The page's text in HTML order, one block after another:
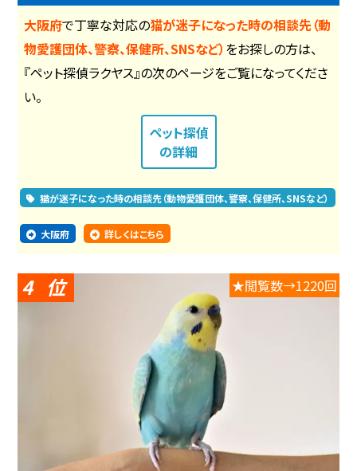
大阪府で丁寧な対応の猫が迷子になった時の相談先（動
物愛護団体、警察、保健所、SNSなど） をお探しの方は、
『ペット探偵ラクヤス』の次のページをご覧になってくださ
い。
ペット探偵
の詳細
猫が迷子になった時の相談先（動物愛護団体、警察、保健所、SNSなど）
大阪府 詳しくはこちら
4 ★閲覧数→1220回